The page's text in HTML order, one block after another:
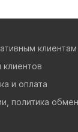
клиентам
и оплата
политика